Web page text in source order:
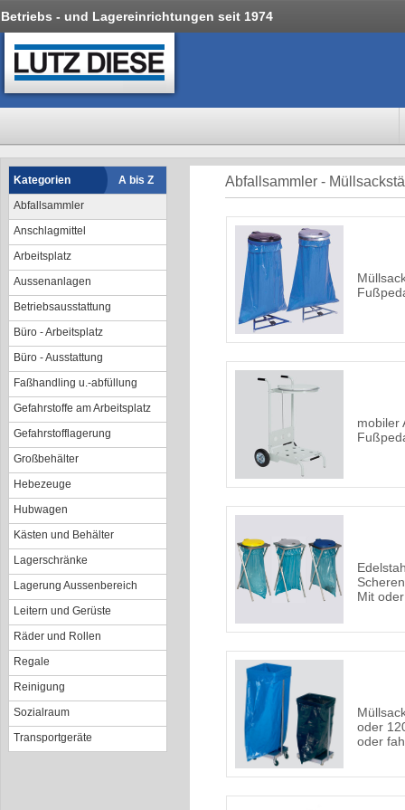
Betriebs - und Lagereinrichtungen seit 1974
Kategorien
A bis Z
Abfallsammler
Anschlagmittel
Arbeitsplatz
Aussenanlagen
Betriebsausstattung
Büro - Arbeitsplatz
Büro - Ausstattung
Faßhandling u.-abfüllung
Gefahrstoffe am Arbeitsplatz
Gefahrstofflagerung
Großbehälter
Hebezeuge
Hubwagen
Kästen und Behälter
Lagerschränke
Lagerung Aussenbereich
Leitern und Gerüste
Räder und Rollen
Regale
Reinigung
Sozialraum
Transportgeräte
Abfallsammler -
mobiler
Mit
oder
oder